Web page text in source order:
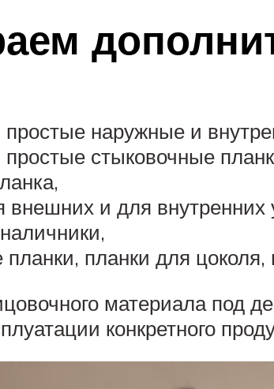
наружные и
стыковочные
внешних и для внутренних
планки для цоколя,
материала под
конкретного